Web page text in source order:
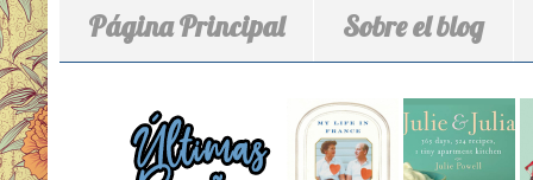
Página Principal Sobre el blog